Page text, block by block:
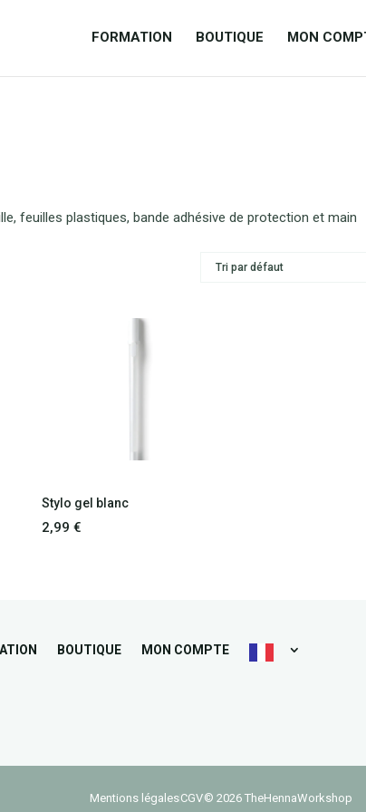
FORMATION BOUTIQUE ​MON
feuilles plastiques, bande adhésive de protection et main
Stylo gel blanc
2,99 €
BOUTIQUE ​MON COMPTE
Mentions légalesCGV© 2026 TheHennaWorkshop